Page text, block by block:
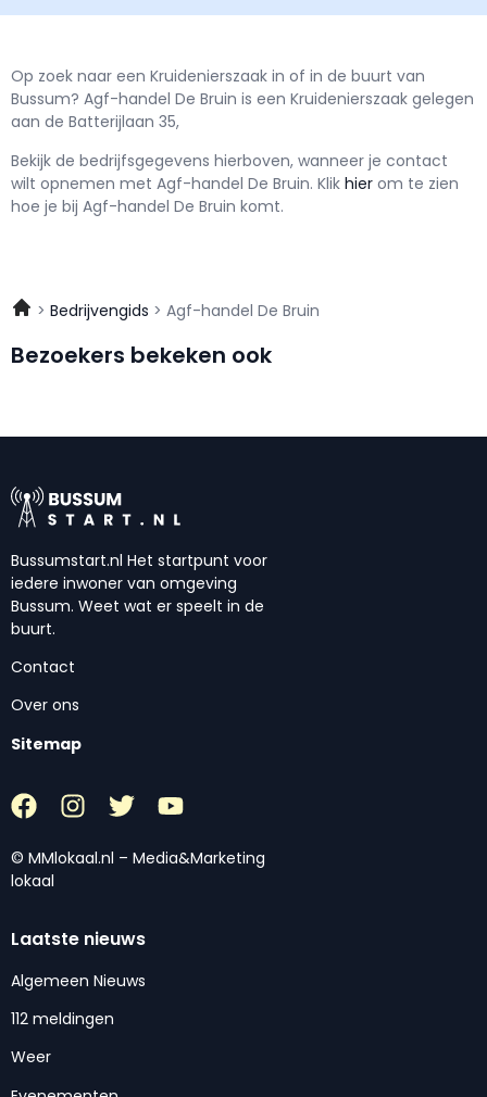
Op zoek naar een Kruidenierszaak in of in de buurt van
Bussum? Agf-handel De Bruin is een Kruidenierszaak gelegen
aan de Batterijlaan 35,
Bekijk de bedrijfsgegevens hierboven, wanneer je contact
wilt opnemen met Agf-handel De Bruin. Klik hier om te zien
hoe je bij Agf-handel De Bruin komt.
Bedrijvengids Agf-handel De Bruin
Bezoekers bekeken ook
Bussumstart.nl Het startpunt voor
iedere inwoner van omgeving
Bussum. Weet wat er speelt in de
buurt.
Contact
Over ons
Sitemap
© MMlokaal.nl – Media&Marketing
lokaal
Laatste nieuws
Algemeen Nieuws
112 meldingen
Weer